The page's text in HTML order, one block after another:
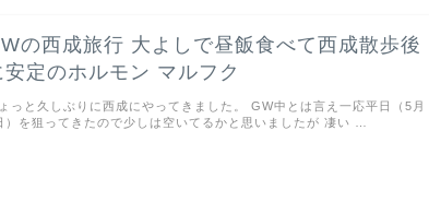
の西成旅行 大よしで昼飯食べて西成散歩後
安定のホルモン マルフク
っと久しぶりに西成にやってきました。 GW中とは言え一応平日（5月
）を狙ってきたので少しは空いてるかと思いましたが 凄い …